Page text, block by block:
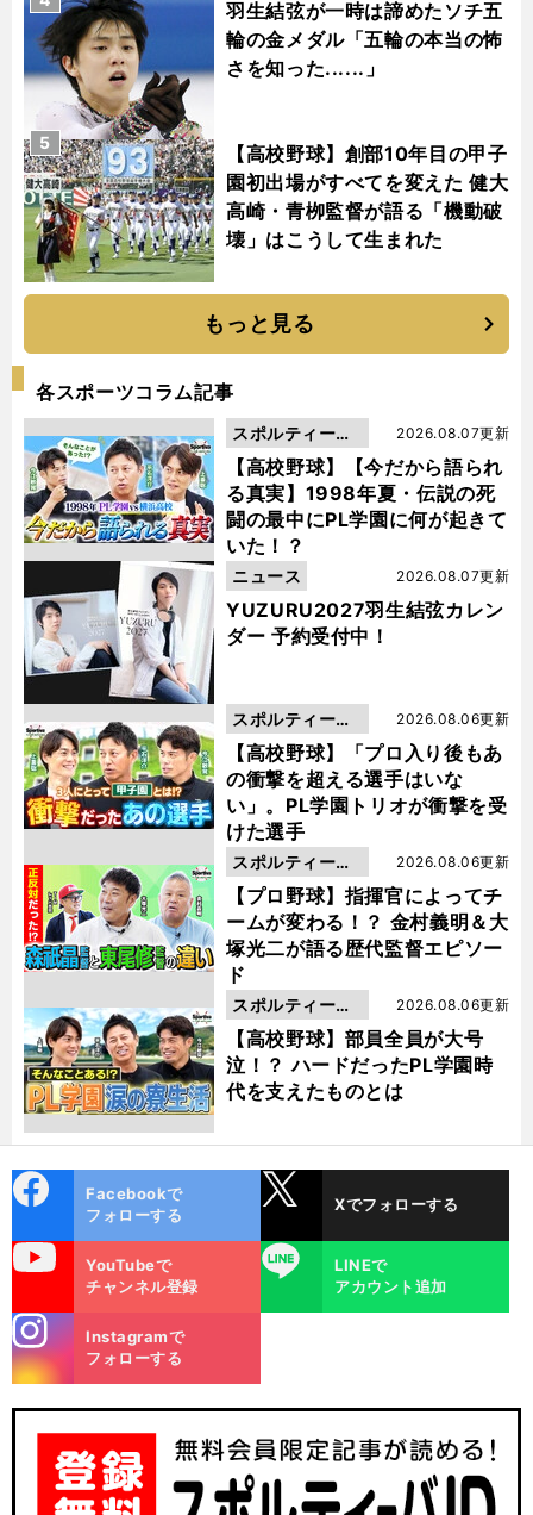
羽生結弦が一時は諦めたソチ五
輪の金メダル「五輪の本当の怖
さを知った......」
【高校野球】創部10年目の甲子
園初出場がすべてを変えた 健大
高崎・青栁監督が語る「機動破
壊」はこうして生まれた
5
もっと見る
各スポーツコラム記事
【高校野球】【今だから語られ
る真実】1998年夏・伝説の死
闘の最中にPL学園に何が起きて
いた！？
2026.08.07更新
スポルティーバ
動画
YUZURU2027羽生結弦カレン
ダー 予約受付中！
2026.08.07更新
ニュース
【高校野球】「プロ入り後もあ
の衝撃を超える選手はいな
い」。PL学園トリオが衝撃を受
けた選手
2026.08.06更新
スポルティーバ
動画
【プロ野球】指揮官によってチ
ームが変わる！？ 金村義明＆大
塚光二が語る歴代監督エピソー
ド
2026.08.06更新
スポルティーバ
動画
【高校野球】部員全員が大号
泣！？ ハードだったPL学園時
代を支えたものとは
2026.08.06更新
スポルティーバ
動画
ok
Facebookで
フォローする
Xでフォローする
YouTubeで
チャンネル登録
LINE
LINEで
アカウント追加
m
Instagramで
フォローする